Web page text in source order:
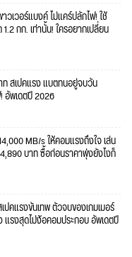
วเวอร์แบงค์ ไม่แคร์ปลั๊กไฟ! ใช้
กก. เท่านั้น! ใครอยากเปลี่ยน
ท สเปคแรง แบตทนอยู่จบวัน
อัพเดตปี 2026
MB/s ให้คอมแรงถึงใจ เล่น
บาท ซื้อก่อนราคาพุ่งยังไงก็
คแรงขั้นเทพ ตัวจบของเกมเมอร์
แรงสุดไม่ง้อคอมประกอบ อัพเดตปี